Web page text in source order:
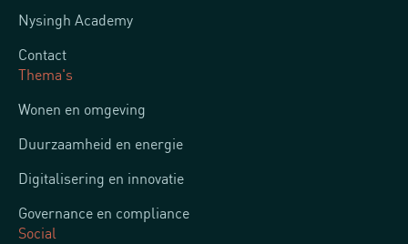
Nysingh Academy
Contact
Thema's
Wonen en omgeving
Duurzaamheid en energie
Digitalisering en innovatie
Governance en compliance
Social